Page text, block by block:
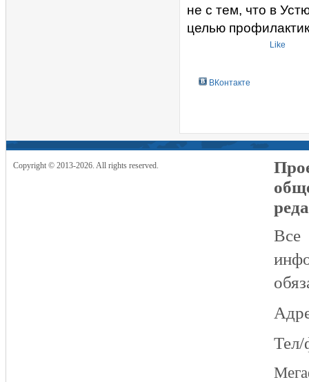
не с тем, что в
целью
Like
ВКонтакте
Copyright © 2013-2026. All rights reserved.